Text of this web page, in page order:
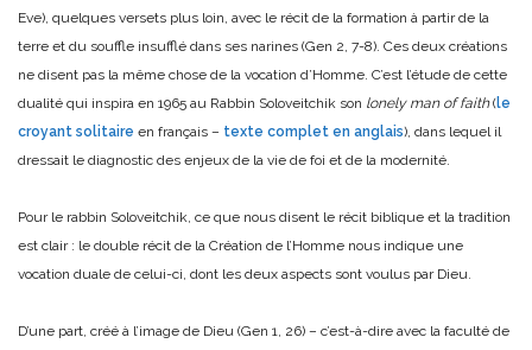
Eve), quelques versets plus loin, avec le récit de la formation à partir de la
terre et du souffle insufflé dans ses narines (Gen 2, 7-8). Ces deux créations
ne disent pas la même chose de la vocation d’Homme. C’est l’étude de cette
dualité qui inspira en 1965 au Rabbin Soloveitchik son lonely man of faith(le
croyant solitaire en français – texte complet en anglais), dans lequel il
dressait le diagnostic des enjeux de la vie de foi et de la modernité.
Pour le rabbin Soloveitchik, ce que nous disent le récit biblique et la tradition
est clair : le double récit de la Création de l’Homme nous indique une
vocation duale de celui-ci, dont les deux aspects sont voulus par Dieu.
D’une part, créé à l’image de Dieu (Gen 1, 26) – c’est-à-dire avec la faculté de